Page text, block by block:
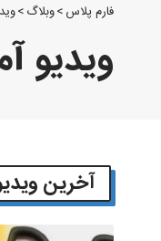
فارم پلاس>وبلاگ>
ویدیو
آخرین